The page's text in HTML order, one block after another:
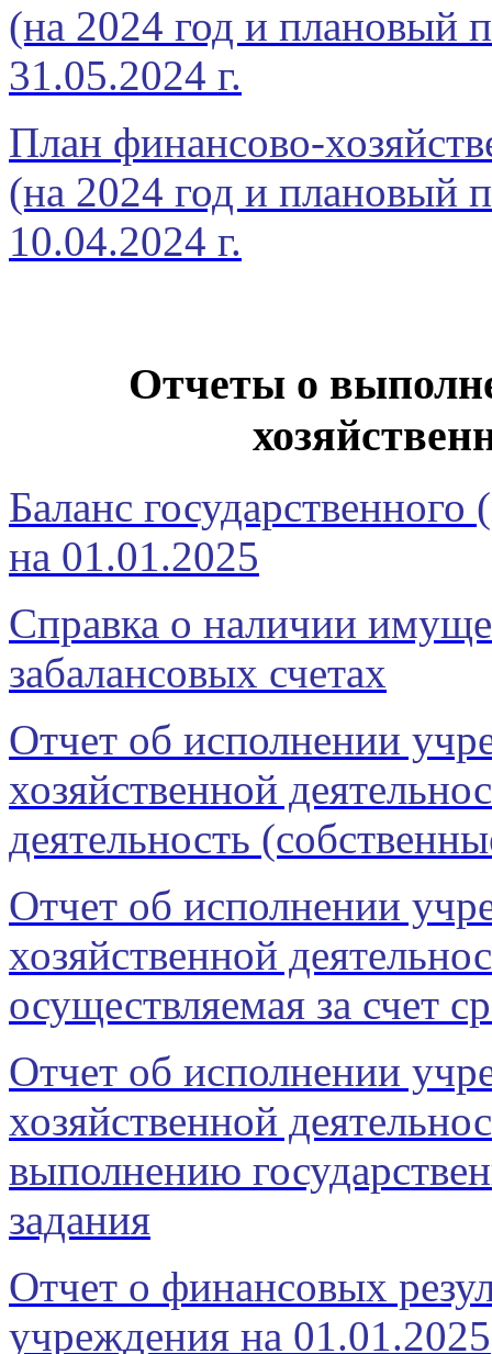
(на 2024 год и плановый
31.05.2024 г.
План финансово-
(на 2024 год и плановый
10.04.2024 г.
Отчеты о
Баланс
на 01.01.2025
Справка о наличии
забалансовых счетах
Отчет об исполнении
хозяйственной
деятельность
Отчет об исполнении
хозяйственной
осуществляемая за счет
Отчет об исполнении
хозяйственной
выполнению
задания
Отчет о финансовых
учреждения на 01.01.2025